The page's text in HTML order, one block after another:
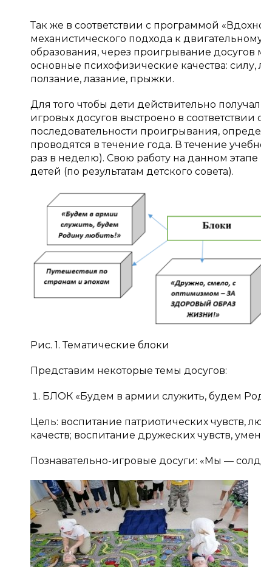
Так же в соответствии с программой
механистического подхода к
образования, через проигрывание
основные психофизические качества:
ползание, лазание, прыжки.
Для того чтобы дети действительно
игровых досугов выстроено в
последовательности проигрывания,
проводятся в течение года. В течение
раз в неделю). Свою работу на данном
детей (по результатам детского совета).
Рис. 1. Тематические блоки
Представим некоторые темы досугов:
БЛОК «Будем в армии служить, будем
Цель: воспитание патриотических
качеств; воспитание дружеских чувств,
Познавательно-игровые досуги: «Мы —